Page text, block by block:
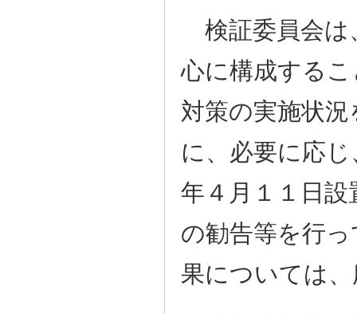
検証委員会は
心に構成する
対策の実施状
に、必要に応
年４月１１日
の勧告等を行
果については